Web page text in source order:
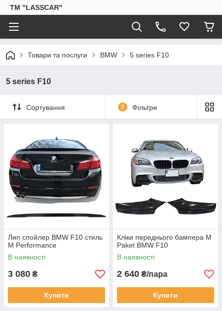
ТМ "LASSCAR"
Товари та послуги BMW 5 series F10
5 series F10
Сортування 0 Фільтри
Лип спойлер BMW F10 стиль
M Performance
В наявності
3 080 ₴
Купити
Кліки переднього бампера M
Paket BMW F10
В наявності
2 640 ₴/пара
Купити